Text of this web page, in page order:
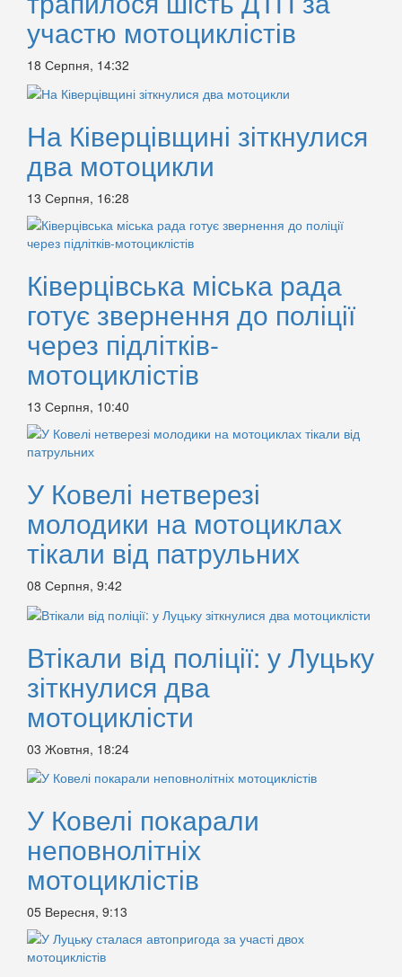
участю мотоциклістів
18 Серпня, 14:32
На Ківерцівщині зіткнулися
два мотоцикли
13 Серпня, 16:28
Ківерцівська міська рада
готує звернення до поліції
через підлітків-
мотоциклістів
13 Серпня, 10:40
У Ковелі нетверезі
молодики на мотоциклах
тікали від патрульних
08 Серпня, 9:42
Втікали від поліції: у Луцьку
зіткнулися два
мотоциклісти
03 Жовтня, 18:24
У Ковелі покарали
неповнолітніх
мотоциклістів
05 Вересня, 9:13